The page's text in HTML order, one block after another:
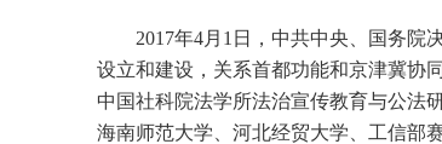
2017年4月1日，中共中央、国务
设立和建设，关系首都功能和京津冀协
中国社科院法学所法治宣传教育与公法
海南师范大学、河北经贸大学、工信部